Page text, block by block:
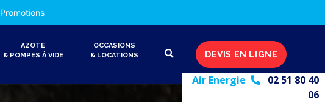
Promotions
AZOTE
& POMPES À VIDE
OCCASIONS
& LOCATIONS
DEVIS EN LIGNE
Air Energie
02 51 80 40
06